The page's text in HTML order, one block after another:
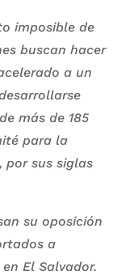
imposible de
buscan hacer
a un
más de 185
para la
por sus siglas
su oposición
a
El Salvador.